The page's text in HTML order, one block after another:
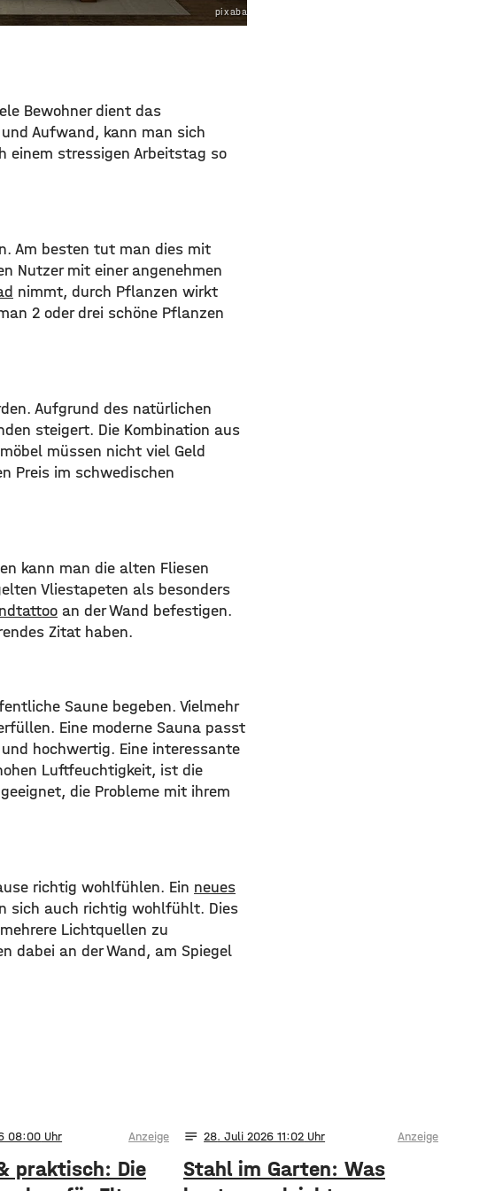
pixabay.com
Bewohner dient das
Aufwand, kann man sich
einem stressigen Arbeitstag so
Am besten tut man dies mit
Nutzer mit einer angenehmen
nimmt, durch Pflanzen wirkt
2 oder drei schöne Pflanzen
Aufgrund des natürlichen
steigert. Die Kombination aus
müssen nicht viel Geld
Preis im schwedischen
kann man die alten Fliesen
Vliestapeten als besonders
an der Wand befestigen.
Zitat haben.
Saune begeben. Vielmehr
Eine moderne Sauna passt
hochwertig. Eine interessante
Luftfeuchtigkeit, ist die
die Probleme mit ihrem
richtig wohlfühlen. Ein neues
sich auch richtig wohlfühlt. Dies
Lichtquellen zu
dabei an der Wand, am Spiegel
08:00 Anzeige
praktisch: Die
notes 28. Juli 2026 11:02 Anzeige
Stahl im Garten: Was